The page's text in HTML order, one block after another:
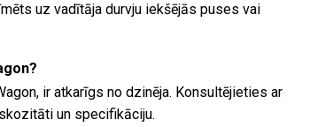
uz vadītāja durvju iekšējās puses vai
ir atkarīgs no dzinēja. Konsultējieties ar
un specifikāciju.